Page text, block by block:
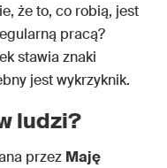
że to, co robią, jest
pracą?
stawia znaki
jest wykrzyknik.
ludzi?
przez Maję